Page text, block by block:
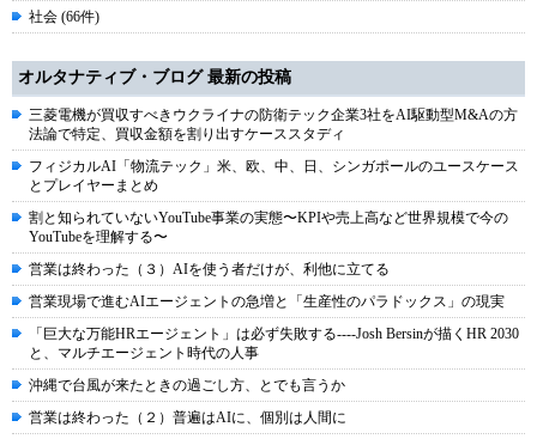
社会 (66件)
オルタナティブ・ブログ 最新の投稿
三菱電機が買収すべきウクライナの防衛テック企業3社をAI駆動型M&Aの方
法論で特定、買収金額を割り出すケーススタディ
フィジカルAI「物流テック」米、欧、中、日、シンガポールのユースケース
とプレイヤーまとめ
割と知られていないYouTube事業の実態〜KPIや売上高など世界規模で今の
YouTubeを理解する〜
営業は終わった（３）AIを使う者だけが、利他に立てる
営業現場で進むAIエージェントの急増と「生産性のパラドックス」の現実
「巨大な万能HRエージェント」は必ず失敗する----Josh Bersinが描くHR 2030
と、マルチエージェント時代の人事
沖縄で台風が来たときの過ごし方、とでも言うか
営業は終わった（２）普遍はAIに、個別は人間に